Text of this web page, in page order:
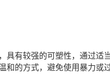
具有较强的可塑性，通过适
和的方式，避免使用暴力或